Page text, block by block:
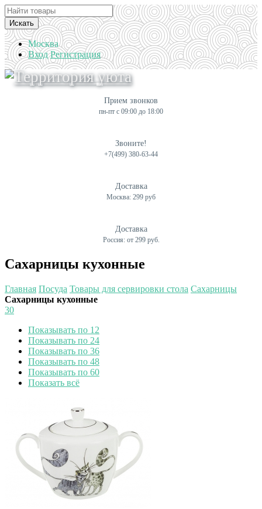
Искать
Москва
Вход Регистрация
Прием звонков
пн-пт с 09:00 до 18:00
Звоните!
+7(499) 380-63-44
Доставка
Москва: 299 руб
Доставка
Россия: от 299 руб.
Сахарницы кухонные
Главная Посуда Товары для сервировки стола Сахарницы
Сахарницы кухонные
30
Показывать по 12
Показывать по 24
Показывать по 36
Показывать по 48
Показывать по 60
Показать всё